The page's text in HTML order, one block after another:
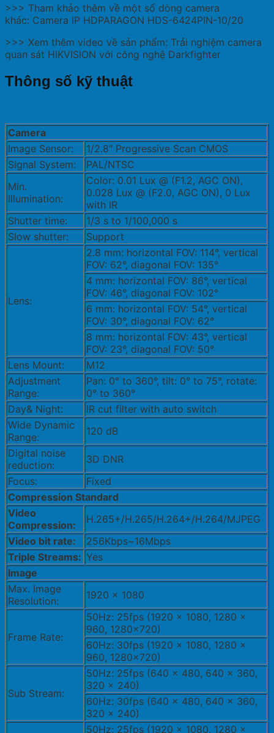
>>> Tham khảo thêm về một số dòng camera
khác: Camera IP HDPARAGON HDS-6424PIN-10/20
>>> Xem thêm video về sản phẩm: Trải nghiệm camera
quan sát HIKVISION với công nghệ Darkfighter
Thông số kỹ thuật
Camera
Image Sensor:
1/2.8″ Progressive Scan CMOS
Signal System:
PAL/NTSC
Min.
Illumination:
Color: 0.01 Lux @ (F1.2, AGC ON),
0.028 Lux @ (F2.0, AGC ON), 0 Lux
with IR
Shutter time:
1/3 s to 1/100,000 s
Slow shutter:
Support
Lens:
2.8 mm: horizontal FOV: 114°, vertical
FOV: 62°, diagonal FOV: 135°
4 mm: horizontal FOV: 86°, vertical
FOV: 46°, diagonal FOV: 102°
6 mm: horizontal FOV: 54°, vertical
FOV: 30°, diagonal FOV: 62°
8 mm: horizontal FOV: 43°, vertical
FOV: 23°, diagonal FOV: 50°
Lens Mount:
M12
Adjustment
Range:
Pan: 0° to 360°, tilt: 0° to 75°, rotate:
0° to 360°
Day& Night:
IR cut filter with auto switch
Wide Dynamic
Range:
120 dB
Digital noise
reduction:
3D DNR
Focus:
Fixed
Compression Standard
Video
Compression:
H.265+/H.265/H.264+/H.264/MJPEG
Video bit rate:
256Kbps~16Mbps
Triple Streams: Yes
Image
Max. Image
Resolution:
1920 x 1080
Frame Rate:
50Hz: 25fps (1920 × 1080, 1280 ×
960, 1280×720)
60Hz: 30fps (1920 × 1080, 1280 ×
960, 1280×720)
Sub Stream:
50Hz: 25fps (640 × 480, 640 × 360,
320 × 240)
60Hz: 30fps (640 × 480, 640 × 360,
320 × 240)
50Hz: 25fps (1920 × 1080, 1280 ×